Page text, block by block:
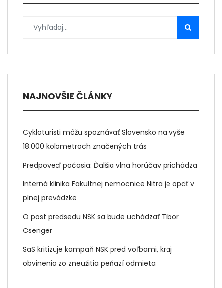
NAJNOVŠIE ČLÁNKY
Cykloturisti môžu spoznávať Slovensko na vyše
18.000 kolometroch značených trás
Predpoveď počasia: Ďalšia vlna horúčav prichádza
Interná klinika Fakultnej nemocnice Nitra je opäť v
plnej prevádzke
O post predsedu NSK sa bude uchádzať Tibor
Csenger
SaS kritizuje kampaň NSK pred voľbami, kraj
obvinenia zo zneužitia peňazí odmieta